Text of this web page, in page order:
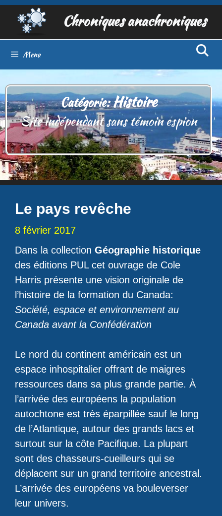
Aller
contenu
Chroniques anachroniques
Menu
Catégorie:Histoire
Site indépendant sans témoin espion
Le pays revêche
8 février 2017
Dans la collection Géographie historique
des éditions PUL cet ouvrage de Cole
Harris présente une vision originale de
l’histoire de la formation du Canada:
Société, espace et environnement au
Canada avant la Confédération
Le nord du continent américain est un
espace inhospitalier offrant de maigres
ressources dans sa plus grande partie. À
l’arrivée des européens la population
autochtone est très éparpillée sauf le long
de l’Atlantique, autour des grands lacs et
surtout sur la côte Pacifique. La plupart
sont des chasseurs-cueilleurs qui se
déplacent sur un grand territoire ancestral.
L’arrivée des européens va bouleverser
leur univers.